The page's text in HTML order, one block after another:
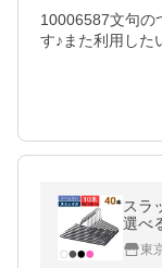
10006587文句の
す♪また利用し
スラ
選べ
スボ
ップ
東